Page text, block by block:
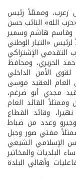
زعرب، وممثلاً رئيس
الله» النائب حسن
وقاسم هاشم وسمير
لرئيس «التيار الوطني
التقدمي الإشتراكي
الحريري، ومحافظ
لقوى الأمن الداخلي
العام العقيد موسى
مجدي أبو ضرغم،
وممثلاً القائد العام
وقائد القطاع
وعدد من ضباط
مفتي صور وجبل
الإسلامي الشيعي
البلديات والمخاتير
وأهالي البلدة